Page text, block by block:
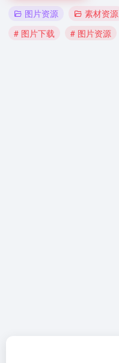
图片资源 素材资源
# 图片下载
# 图片资源